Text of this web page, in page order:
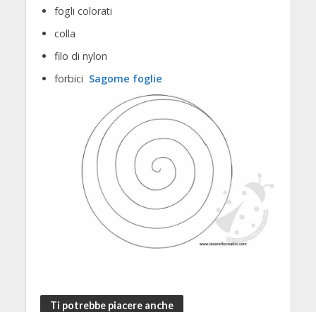
fogli colorati
colla
filo di nylon
forbici Sagome foglie
Ti potrebbe piacere anche